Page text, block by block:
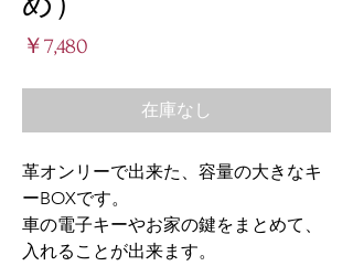
￥7,480
在庫なし
革オンリーで出来た、容量の大きなキ
ーBOXです。
車の電子キーやお家の鍵をまとめて、
入れることが出来ます。